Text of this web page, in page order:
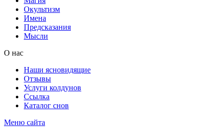
Окультизм
Имена
Предсказания
Мысли
О нас
Наши ясновидящие
Отзывы
Услуги колдунов
Ссылка
Каталог снов
Меню сайта